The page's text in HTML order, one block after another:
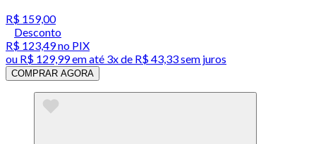
R$ 159,00
Desconto
R$ 123,49no PIX
ou R$ 129,99em até 3x de R$ 43,33 sem juros
COMPRAR AGORA